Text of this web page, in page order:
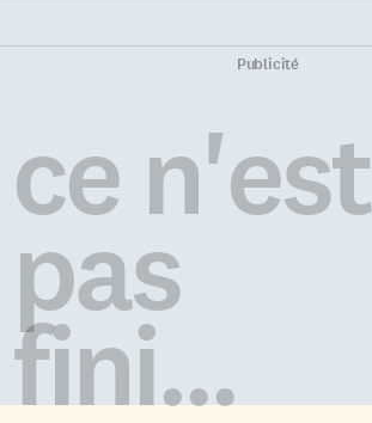
Publicité
ce n'est
pas
fini...